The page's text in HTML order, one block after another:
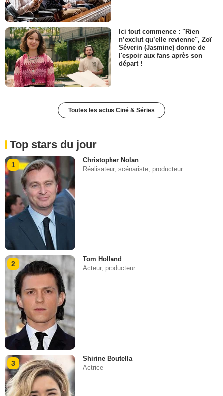
Ici tout commence : "Rien
n’exclut qu’elle revienne", Zoï
Séverin (Jasmine) donne de
l'espoir aux fans après son
départ !
Toutes les actus Ciné & Séries
Top stars du jour
1
Christopher Nolan
Réalisateur, scénariste, producteur
2
Tom Holland
Acteur, producteur
3
Shirine Boutella
Actrice